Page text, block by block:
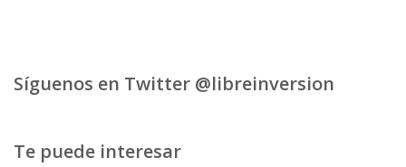
Síguenos en Twitter @libreinversion
Te puede interesar